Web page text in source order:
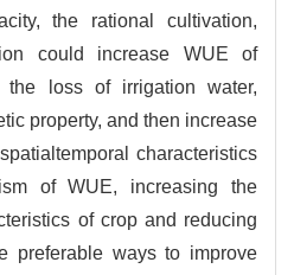
the rational cultivation,
could increase WUE of
the loss of irrigation water,
property, and then increase
characteristics
of WUE, increasing the
of crop and reducing
preferable ways to improve